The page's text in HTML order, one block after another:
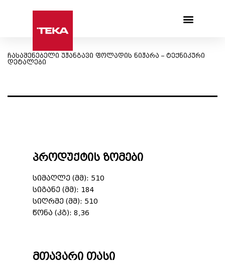
ჩასაშენებელი უჟანგავი ფოლადის ნიჟარა – ტექნიკური
დეტალები
პროდუქტის ზომები
სიმაღლე (მმ): 510
სიგანე (მმ): 184
სიღრმე (მმ): 510
წონა (კგ): 8,36
მთავარი თასი